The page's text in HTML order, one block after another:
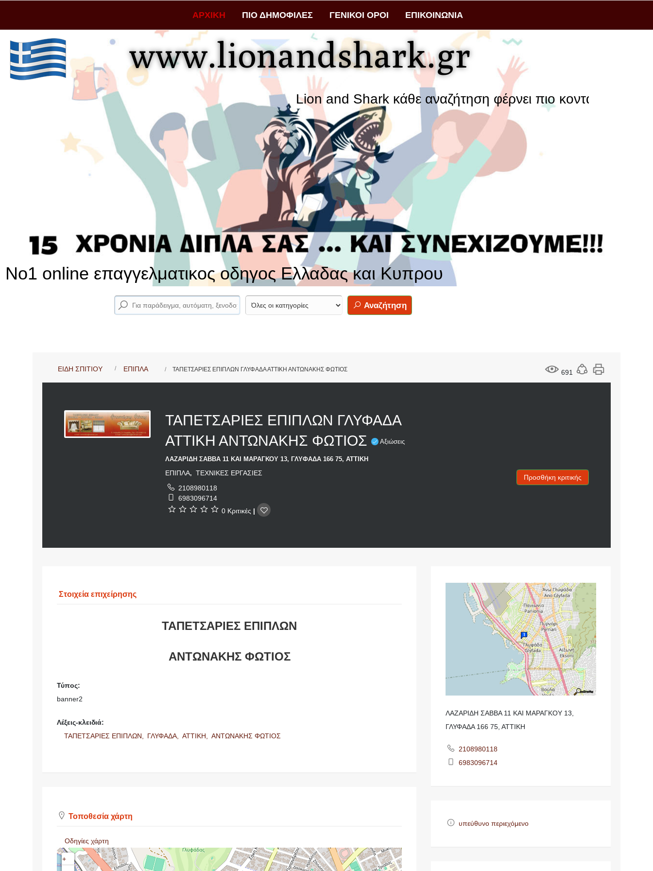
ΑΡΧΙΚΗ ΠΙΟ ΔΗΜΟΦΙΛΕΣ ΓΕΝΙΚΟΙ ΟΡΟΙ ΕΠΙΚΟΙΝΩΝΙΑ
No1 online επαγγελματικος οδηγος Ελλαδας και Κυπρου
www.lionandshark.gr
Lion and Shark κάθε αναζήτηση φέρνει πιο κοντά μια επιχείρηση
Αναζήτηση
691
ΕΙΔΗ ΣΠΙΤΙΟΥ ΕΠΙΠΛΑ ΤΑΠΕΤΣΑΡΙΕΣ ΕΠΙΠΛΩΝ ΓΛΥΦΑΔΑ ΑΤΤΙΚΗ ΑΝΤΩΝΑΚΗΣ ΦΩΤΙΟΣ
ΤΑΠΕΤΣΑΡΙΕΣ ΕΠΙΠΛΩΝ ΓΛΥΦΑΔΑ
ΑΤΤΙΚΗ ΑΝΤΩΝΑΚΗΣ ΦΩΤΙΟΣ
Αξιώσεις
ΛΑΖΑΡΙΔΗ ΣΑΒΒΑ 11 ΚΑΙ ΜΑΡΑΓΚΟΥ 13, ΓΛΥΦΑΔΑ 166 75, ΑΤΤΙΚΗ
ΕΠΙΠΛΑ,ΤΕΧΝΙΚΕΣ ΕΡΓΑΣΙΕΣ
2108980118
6983096714
0 Κριτικές |
Προσθήκη κριτικής
Στοιχεία επιχείρησης
ΤΑΠΕΤΣΑΡΙΕΣ ΕΠΙΠΛΩΝ
ΑΝΤΩΝΑΚΗΣ ΦΩΤΙΟΣ
Τύπος:
banner2
Λέξεις-κλειδιά:
ΤΑΠΕΤΣΑΡΙΕΣ ΕΠΙΠΛΩΝ,
ΓΛΥΦΑΔΑ, ΑΤΤΙΚΗ, ΑΝΤΩΝΑΚΗΣ ΦΩΤΙΟΣ
Τοποθεσία χάρτη
Οδηγίες χάρτη
+
ΛΑΖΑΡΙΔΗ ΣΑΒΒΑ 11 ΚΑΙ ΜΑΡΑΓΚΟΥ 13,
ΓΛΥΦΑΔΑ 166 75, ΑΤΤΙΚΗ
2108980118
6983096714
υπεύθυνο περιεχόμενο